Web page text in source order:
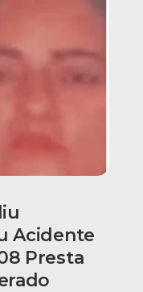
Acidente
Presta